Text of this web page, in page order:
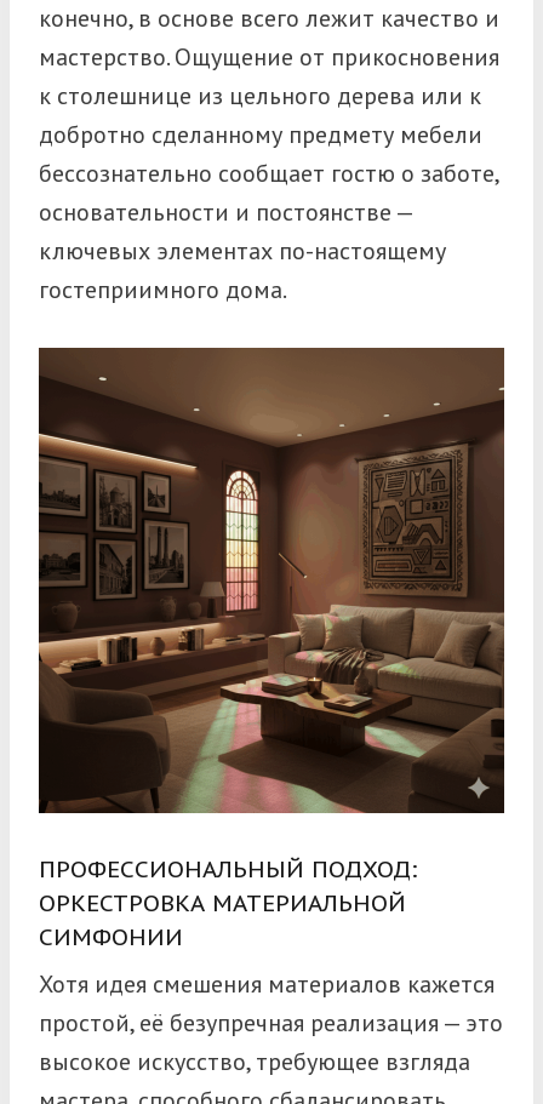
конечно, в основе всего лежит качество и
мастерство. Ощущение от прикосновения
к столешнице из цельного дерева или к
добротно сделанному предмету мебели
бессознательно сообщает гостю о заботе,
основательности и постоянстве —
ключевых элементах по-настоящему
гостеприимного дома.
ПРОФЕССИОНАЛЬНЫЙ ПОДХОД:
ОРКЕСТРОВКА МАТЕРИАЛЬНОЙ
СИМФОНИИ
Хотя идея смешения материалов кажется
простой, её безупречная реализация — это
высокое искусство, требующее взгляда